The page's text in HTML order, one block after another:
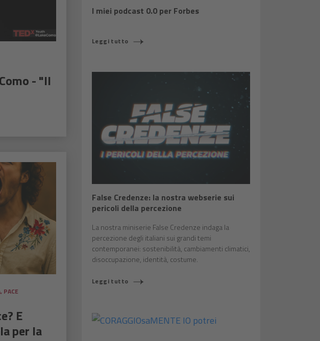
- "Il
, PACE
E
per la
I miei podcast 0.0 per Forbes
Leggi tutto
False Credenze: la nostra webserie sui
pericoli della percezione
La nostra miniserie False Credenze indaga la
percezione degli italiani sui grandi temi
contemporanei: sostenibilità, cambiamenti climatici,
disoccupazione, identità, costume.
Leggi tutto